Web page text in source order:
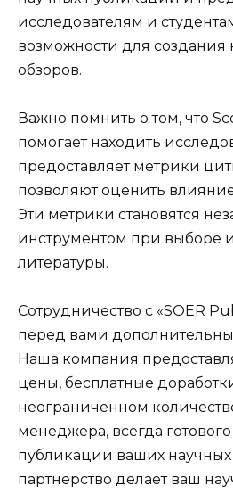
исследователям и
возможности для создания
обзоров.
Важно помнить о том, что
помогает находить
предоставляет метрики
позволяют оценить
Эти метрики становятся
инструментом при выборе
литературы.
Сотрудничество с «SOER
перед вами
Наша компания
цены, бесплатные
неограниченном
менеджера, всегда
публикации ваших научных
партнерство делает ваш